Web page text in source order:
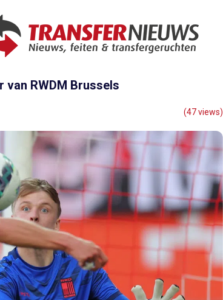
van RWDM Brussels
(47 views)